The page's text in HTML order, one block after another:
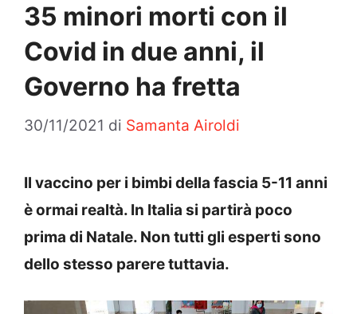
35 minori morti con il
Covid in due anni, il
Governo ha fretta
30/11/2021 di Samanta Airoldi
Il vaccino per i bimbi della fascia 5-11 anni
è ormai realtà. In Italia si partirà poco
prima di Natale. Non tutti gli esperti sono
dello stesso parere tuttavia.